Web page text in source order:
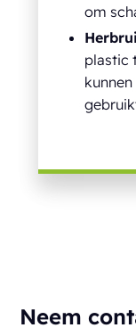
om
plastic
Neem